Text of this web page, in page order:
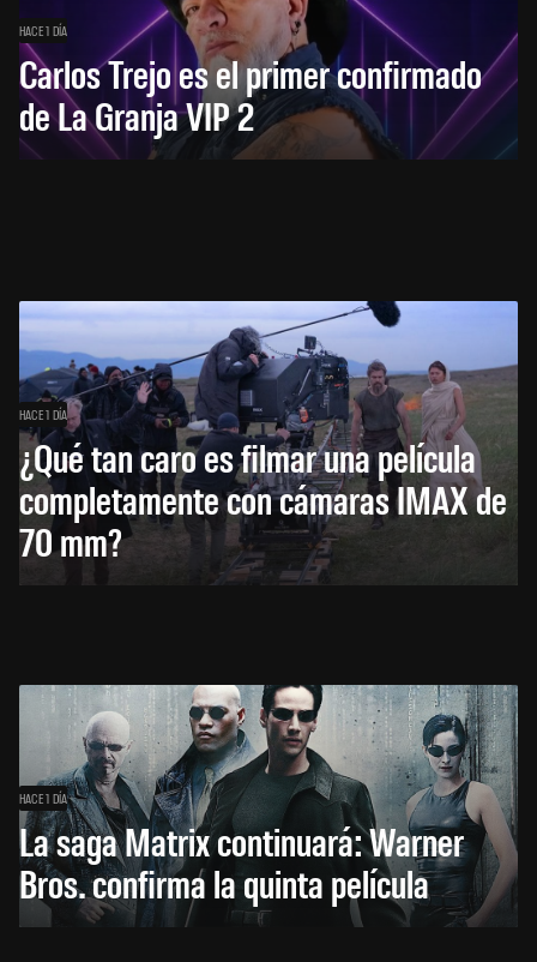
HACE 1 DÍA
Carlos Trejo es el primer confirmado
de La Granja VIP 2
HACE 1 DÍA
¿Qué tan caro es filmar una película
completamente con cámaras IMAX de
70 mm?
HACE 1 DÍA
La saga Matrix continuará: Warner
Bros. confirma la quinta película